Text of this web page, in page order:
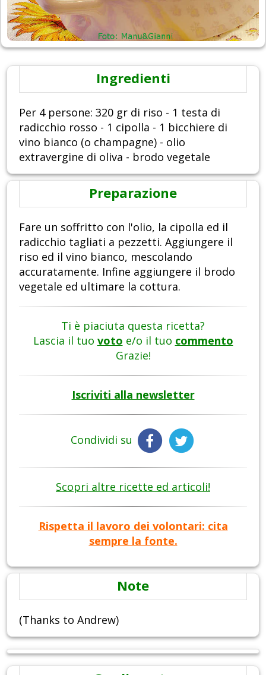
Ingredienti
Per 4 persone: 320 gr di riso - 1 testa di
radicchio rosso - 1 cipolla - 1 bicchiere di
vino bianco (o champagne) - olio
extravergine di oliva - brodo vegetale
Preparazione
Fare un soffritto con l'olio, la cipolla ed il
radicchio tagliati a pezzetti. Aggiungere il
riso ed il vino bianco, mescolando
accuratamente. Infine aggiungere il brodo
vegetale ed ultimare la cottura.
Ti è piaciuta questa ricetta?
Lascia il tuo voto e/o il tuo commento
Grazie!
Iscriviti alla newsletter
Condividi su
Scopri altre ricette ed articoli!
Rispetta il lavoro dei volontari: cita
sempre la fonte.
Note
(Thanks to Andrew)